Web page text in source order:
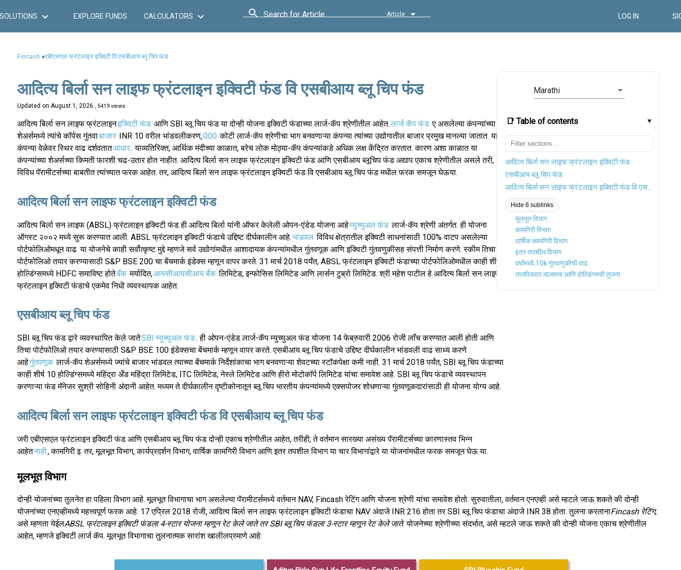
SOLUTIONS EXPLORE FUNDS CALCULATORS Search for Article Article LOG IN
Fincash »एबीएसएल फ्रंटलाइन इक्विटी वि एसबीआय ब्लू चिप फंड
Marathi
📑 Table of contents
आदित्य बिर्ला सन लाइफ फ्रंटलाइन इक्विटी फंड
एसबीआय ब्लू चिप फंड
आदित्य बिर्ला सन लाइफ फ्रंटलाइन इक्विटी फंड वि एसबीआय ब्लू चिप फंड
Hide 6 sublinks
मूलभूत विभाग
कामगिरी विभाग
वार्षिक कामगिरी विभाग
इतर तपशील विभाग
वर्षांमध्ये 10k गुंतवणुकीची वाढ
तपशीलवार मालमत्ता आणि होल्डिंग्सची तुलना
आदित्य बिर्ला सन लाइफ फ्रंटलाइन इक्विटी फंड वि एसबीआय ब्लू चिप फंड
Updated on August 1, 2026 , 5419 views
आदित्य बिर्ला सन लाइफ फ्रंटलाइनइक्विटी फंड आणि SBI ब्लू चिप फंड या दोन्ही योजना इक्विटी फंडाच्या लार्ज-कॅप श्रेणीतील आहेत.लार्ज कॅप फंड ए असलेल्या कंपन्यांच्या
शेअर्समध्ये त्यांचे कॉर्पस गुंतवाबाजार INR 10 वरील भांडवलीकरण,000 कोटी लार्ज-कॅप श्रेणीचा भाग बनवणाऱ्या कंपन्या त्यांच्या उद्योगातील बाजार प्रमुख मानल्या जातात. या
कंपन्या वेळेवर स्थिर वाढ दर्शवतातआधार. याव्यतिरिक्त, आर्थिक मंदीच्या काळात, बरेच लोक मोठ्या-कॅप कंपन्यांकडे अधिक लक्ष केंद्रित करतात. कारण अशा काळात या
कंपन्यांच्या शेअर्सच्या किमती फारशी चढ-उतार होत नाहीत. आदित्य बिर्ला सन लाइफ फ्रंटलाइन इक्विटी फंड आणि एसबीआय ब्लूचिप फंड अद्याप एकाच श्रेणीतील असले तरी,
विविध पॅरामीटर्सच्या बाबतीत त्यांच्यात फरक आहेत. तर, आदित्य बिर्ला सन लाइफ फ्रंटलाइन इक्विटी फंड वि एसबीआय ब्लू चिप फंड मधील फरक समजून घेऊया.
आदित्य बिर्ला सन लाइफ फ्रंटलाइन इक्विटी फंड
आदित्य बिर्ला सन लाइफ (ABSL) फ्रंटलाइन इक्विटी फंड ही आदित्य बिर्ला यांनी ऑफर केलेली ओपन-एंडेड योजना आहेम्युच्युअल फंड लार्ज-कॅप श्रेणी अंतर्गत. ही योजना
ऑगस्ट २००२ मध्ये सुरू करण्यात आली. ABSL फ्रंटलाइन इक्विटी फंडाचे उद्दिष्ट दीर्घकालीन आहे.भांडवल विविध क्षेत्रातील इक्विटी साधनांसाठी 100% वाटप असलेल्या
पोर्टफोलिओमधून वाढ. या योजनेचे काही सर्वोत्कृष्ट मुद्दे म्हणजे सर्व उद्योगांमधील आशादायक कंपन्यांमधील गुंतवणूक आणि इक्विटी गुंतवणुकीसह संपत्ती निर्माण करणे. स्कीम तिचा
पोर्टफोलिओ तयार करण्यासाठी S&P BSE 200 चा बेंचमार्क इंडेक्स म्हणून वापर करते. 31 मार्च 2018 पर्यंत, ABSL फ्रंटलाइन इक्विटी फंडाच्या पोर्टफोलिओमधील काही शीर्ष
होल्डिंग्समध्ये HDFC समाविष्ट होतेबँक मर्यादित,आयसीआयसीआय बँक लिमिटेड, इन्फोसिस लिमिटेड आणि लार्सन टुब्रो लिमिटेड. श्री महेश पाटील हे आदित्य बिर्ला सन लाइफ
फ्रंटलाइन इक्विटी फंडाचे एकमेव निधी व्यवस्थापक आहेत.
एसबीआय ब्लू चिप फंड
SBI ब्लू चिप फंड द्वारे व्यवस्थापित केले जातेSBI म्युच्युअल फंड. ही ओपन-एंडेड लार्ज-कॅप म्युच्युअल फंड योजना 14 फेब्रुवारी 2006 रोजी लाँच करण्यात आली होती आणि
तिचा पोर्टफोलिओ तयार करण्यासाठी S&P BSE 100 इंडेक्सचा बेंचमार्क म्हणून वापर करते. एसबीआय ब्लू चिप फंडाचे उद्दिष्ट दीर्घकालीन भांडवली वाढ साध्य करणे
आहेगुंतवणूक लार्ज-कॅप शेअर्समध्ये ज्यांचे बाजार भांडवल त्याच्या बेंचमार्क निर्देशांकाचा भाग बनवणाऱ्या शेवटच्या स्टॉकपेक्षा कमी नाही. 31 मार्च 2018 पर्यंत, SBI ब्लू चिप फंडाच्या
काही शीर्ष 10 होल्डिंग्समध्ये महिंद्रा अँड महिंद्रा लिमिटेड, ITC लिमिटेड, नेस्ले लिमिटेड आणि हीरो मोटोकॉर्प लिमिटेड यांचा समावेश आहे. SBI ब्लू चिप फंडाचे व्यवस्थापन
करणाऱ्या फंड मॅनेजर सुश्री सोहिनी अंदानी आहेत. मध्यम ते दीर्घकालीन दृष्टीकोनातून ब्लू चिप भारतीय कंपन्यांमध्ये एक्सपोजर शोधणाऱ्या गुंतवणूकदारांसाठी ही योजना योग्य आहे.
आदित्य बिर्ला सन लाइफ फ्रंटलाइन इक्विटी फंड वि एसबीआय ब्लू चिप फंड
जरी एबीएसएल फ्रंटलाइन इक्विटी फंड आणि एसबीआय ब्लू चिप फंड दोन्ही एकाच श्रेणीतील आहेत, तरीही; ते वर्तमान सारख्या असंख्य पॅरामीटर्सच्या कारणास्तव भिन्न
आहेतनाही, कामगिरी इ. तर, मूलभूत विभाग, कार्यप्रदर्शन विभाग, वार्षिक कामगिरी विभाग आणि इतर तपशील विभाग या चार विभागांद्वारे या योजनांमधील फरक समजून घेऊ या.
मूलभूत विभाग
दोन्ही योजनांच्या तुलनेत हा पहिला विभाग आहे. मूलभूत विभागाचा भाग असलेल्या पॅरामीटर्समध्ये वर्तमान NAV, Fincash रेटिंग आणि योजना श्रेणी यांचा समावेश होतो. सुरुवातीला, वर्तमान एनएव्ही असे म्हटले जाऊ शकते की दोन्ही
योजनांच्या एनएव्हीमध्ये महत्त्वपूर्ण फरक आहे. 17 एप्रिल 2018 रोजी, आदित्य बिर्ला सन लाइफ फ्रंटलाइन इक्विटी फंडाचा NAV अंदाजे INR 216 होता तर SBI ब्लू चिप फंडाचा अंदाजे INR 38 होता. तुलना करतानाFincash रेटिंग,
असे म्हणता येईलABSL फ्रंटलाइन इक्विटी फंडला 4-स्टार योजना म्हणून रेट केले जाते तर SBI ब्लू चिप फंडला 3-स्टार म्हणून रेट केले जाते. योजनेच्या श्रेणीच्या संदर्भात, असे म्हटले जाऊ शकते की दोन्ही योजना एकाच श्रेणीतील
आहेत, म्हणजे इक्विटी लार्ज कॅप. मूलभूत विभागाचा तुलनात्मक सारांश खालीलप्रमाणे आहे.